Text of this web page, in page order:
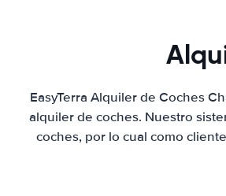
EasyTerra Alquiler de Coches
alquiler de coches. Nuestro
coches, por lo cual como